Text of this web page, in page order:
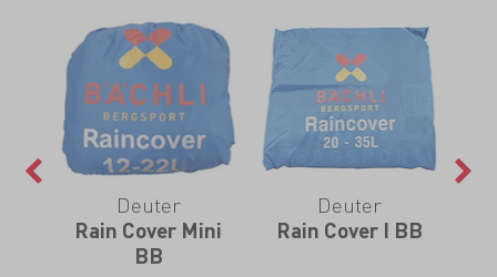
Deuter
Rain Cover Mini
BB
Deuter
Rain Cover I BB